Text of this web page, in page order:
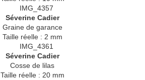
Séverine Cadier
Graine de garance
Taille réelle : 2 mm
Séverine Cadier
Cosse de lilas
Taille réelle : 20 mm